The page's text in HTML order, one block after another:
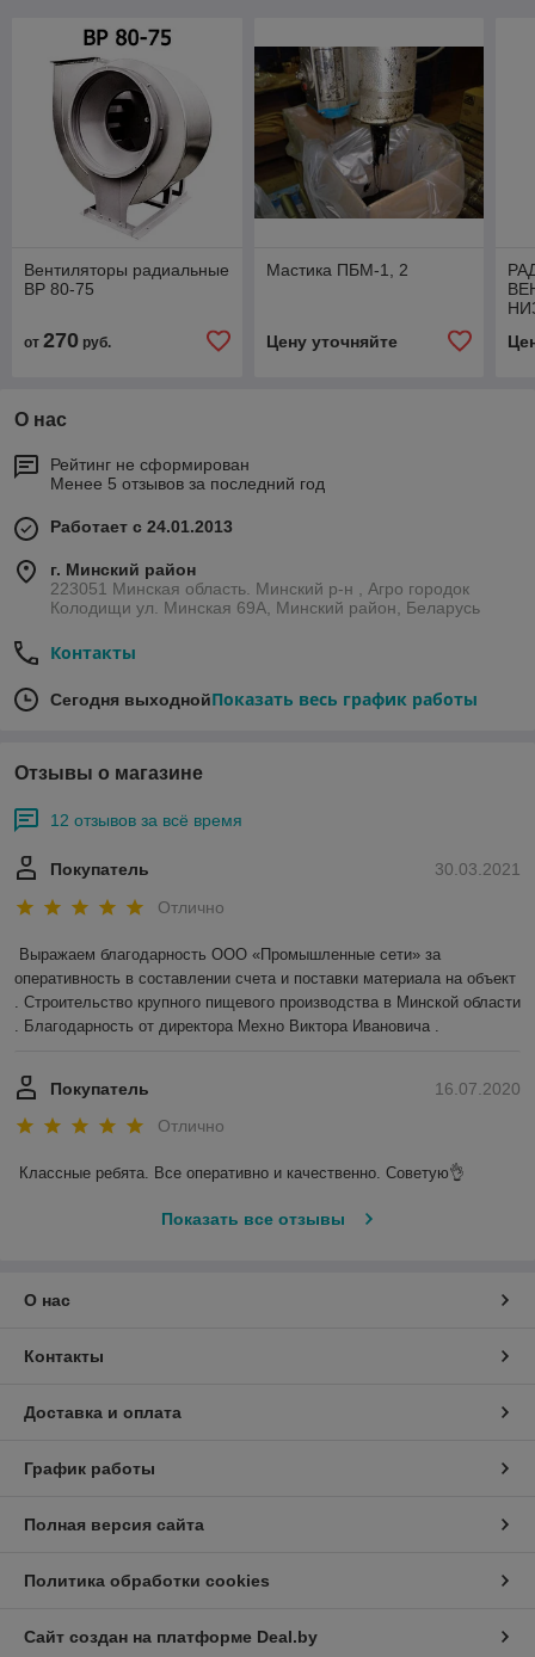
Вентиляторы радиальные
ВР 80-75
от 270 руб.
Мастика ПБМ-1, 2
Цену уточняйте
О нас
Рейтинг не сформирован
Менее 5 отзывов за последний год
Работает с 24.01.2013
г. Минский район
223051 Минская область. Минский р-н , Агро городок
Колодищи ул. Минская 69А, Минский район, Беларусь
Контакты
Сегодня выходнойПоказать весь график работы
Отзывы о магазине
12 отзывов за всё время
30.03.2021
Покупатель
Отлично
Выражаем благодарность ООО «Промышленные сети» за
оперативность в составлении счета и поставки материала на объект
. Строительство крупного пищевого производства в Минской области
. Благодарность от директора Мехно Виктора Ивановича .
16.07.2020
Покупатель
Отлично
Классные ребята. Все оперативно и качественно. Советую👌
Показать все отзывы
О нас
Контакты
Доставка и оплата
График работы
Полная версия сайта
Политика обработки cookies
Сайт создан на платформе Deal.by